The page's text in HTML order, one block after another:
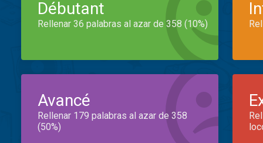
Débutant
Rellenar 36 palabras al azar de 358 (10%)
Avancé
Rellenar 179 palabras al azar de 358
(50%)